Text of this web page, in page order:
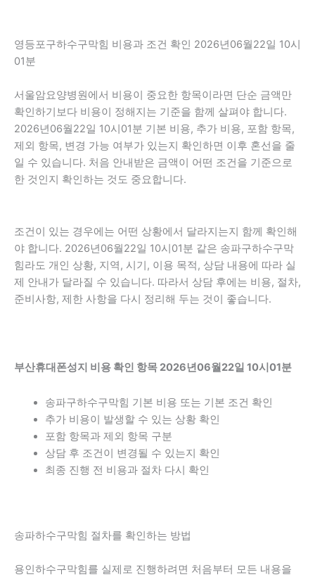
영등포구하수구막힘 비용과 조건 확인 2026년06월22일 10시
01분
서울암요양병원에서 비용이 중요한 항목이라면 단순 금액만
확인하기보다 비용이 정해지는 기준을 함께 살펴야 합니다.
2026년06월22일 10시01분 기본 비용, 추가 비용, 포함 항목,
제외 항목, 변경 가능 여부가 있는지 확인하면 이후 혼선을 줄
일 수 있습니다. 처음 안내받은 금액이 어떤 조건을 기준으로
한 것인지 확인하는 것도 중요합니다.
조건이 있는 경우에는 어떤 상황에서 달라지는지 함께 확인해
야 합니다. 2026년06월22일 10시01분 같은 송파구하수구막
힘라도 개인 상황, 지역, 시기, 이용 목적, 상담 내용에 따라 실
제 안내가 달라질 수 있습니다. 따라서 상담 후에는 비용, 절차,
준비사항, 제한 사항을 다시 정리해 두는 것이 좋습니다.
부산휴대폰성지 비용 확인 항목 2026년06월22일 10시01분
송파구하수구막힘 기본 비용 또는 기본 조건 확인
추가 비용이 발생할 수 있는 상황 확인
포함 항목과 제외 항목 구분
상담 후 조건이 변경될 수 있는지 확인
최종 진행 전 비용과 절차 다시 확인
송파하수구막힘 절차를 확인하는 방법
용인하수구막힘를 실제로 진행하려면 처음부터 모든 내용을